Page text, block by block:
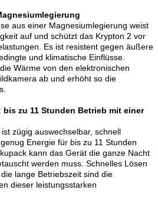
aus einer Magnesiumlegierung weist
auf und schützt das Krypton 2 vor
Es ist resistent gegen äußere
und klimatische Einflüsse.
Wärme von den elektronischen
ab und erhöht so die
zu 11 Stunden Betrieb mit einer
zügig auswechselbar, schnell
Energie für bis zu 11 Stunden
kann das Gerät die ganze Nacht
werden muss. Schnelles Lösen
lange Betriebszeit sind die
dieser leistungsstarken